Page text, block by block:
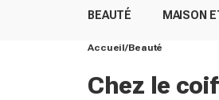
BEAUTÉ MAISON
Accueil Beauté
Chez le